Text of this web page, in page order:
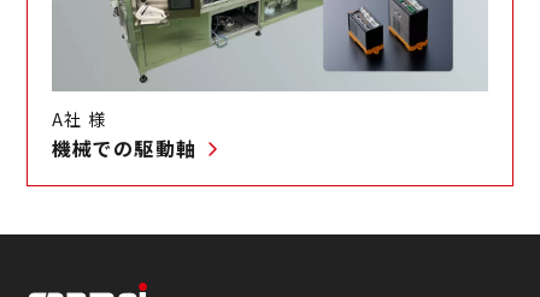
A社 様
機械での駆動軸